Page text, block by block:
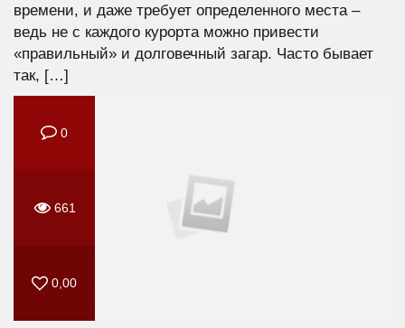
времени, и даже требует определенного места –
ведь не с каждого курорта можно привести
«правильный» и долговечный загар. Часто бывает
так, […]
0
661
0,00